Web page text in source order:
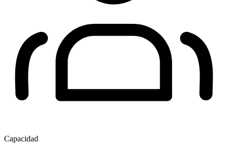
Capacidad